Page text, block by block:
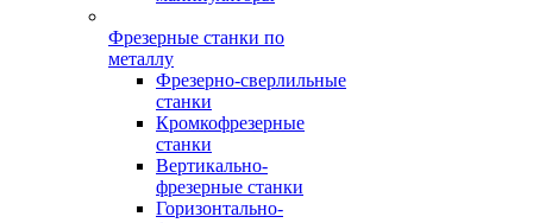
Фрезерные станки по
металлу
Фрезерно-сверлильные
станки
Кромкофрезерные
станки
Вертикально-
фрезерные станки
Горизонтально-